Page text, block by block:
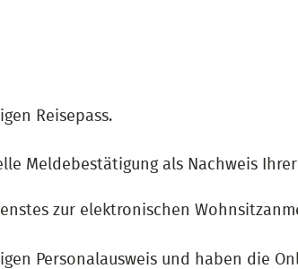
Reisepass.
Meldebestätigung als Nachweis
zur elektronischen
Personalausweis und haben die